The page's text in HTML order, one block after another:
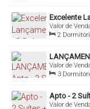
Sala(s) , 3
141
.00 m²
Excelente
Valor de
2
Sala(s) , 2
Valor de
3
Sala(s) , 3
Apto - 2
Valor de